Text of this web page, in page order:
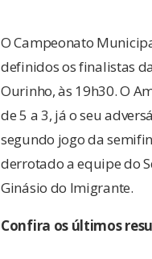
O Campeonato
definidos os finalistas
Ourinho, às 19h30. O
de 5 a 3, já o seu
segundo jogo da
derrotado a equipe do
Ginásio do Imigrante.
Confira os últimos